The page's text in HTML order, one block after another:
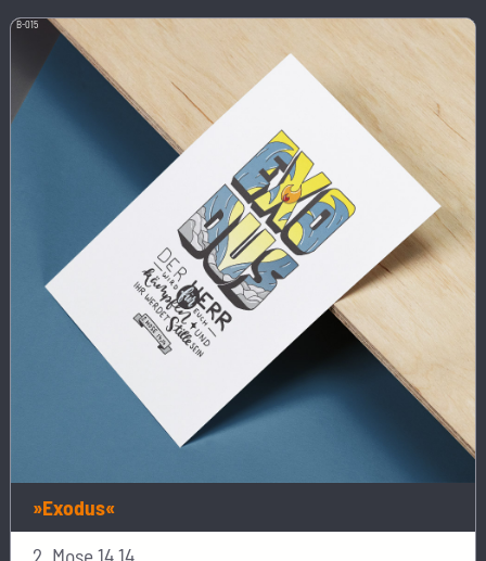
B-015
»Exodus«
2. Mose 14,14